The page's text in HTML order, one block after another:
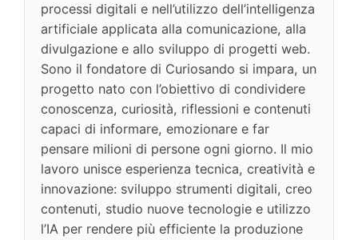
processi digitali e nell’utilizzo dell’intelligenza
artificiale applicata alla comunicazione, alla
divulgazione e allo sviluppo di progetti web.
Sono il fondatore di Curiosando si impara, un
progetto nato con l’obiettivo di condividere
conoscenza, curiosità, riflessioni e contenuti
capaci di informare, emozionare e far
pensare milioni di persone ogni giorno. Il mio
lavoro unisce esperienza tecnica, creatività e
innovazione: sviluppo strumenti digitali, creo
contenuti, studio nuove tecnologie e utilizzo
l’IA per rendere più efficiente la produzione